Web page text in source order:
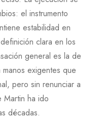
el instrumento
estabilidad en
clara en los
general es la de
exigentes que
pero sin renunciar a
Martin ha ido
décadas.